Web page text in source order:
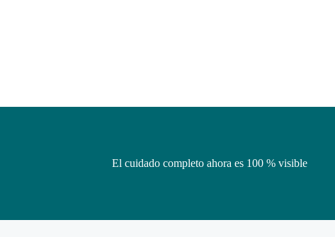
El cuidado completo ahora es 100 % visible